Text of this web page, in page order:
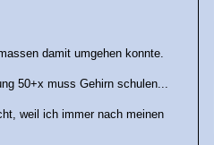
damit umgehen konnte.
50+x muss Gehirn schulen...
weil ich immer nach meinen